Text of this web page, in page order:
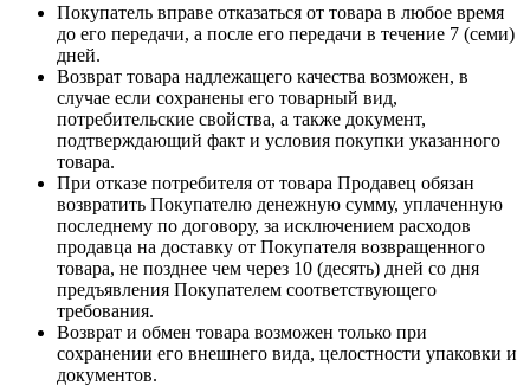
Покупатель вправе отказаться от товара в любое время
до его передачи, а после его передачи в течение 7 (семи)
дней.
Возврат товара надлежащего качества возможен, в
случае если сохранены его товарный вид,
потребительские свойства, а также документ,
подтверждающий факт и условия покупки указанного
товара.
При отказе потребителя от товара Продавец обязан
возвратить Покупателю денежную сумму, уплаченную
последнему по договору, за исключением расходов
продавца на доставку от Покупателя возвращенного
товара, не позднее чем через 10 (десять) дней со дня
предъявления Покупателем соответствующего
требования.
Возврат и обмен товара возможен только при
сохранении его внешнего вида, целостности упаковки и
документов.